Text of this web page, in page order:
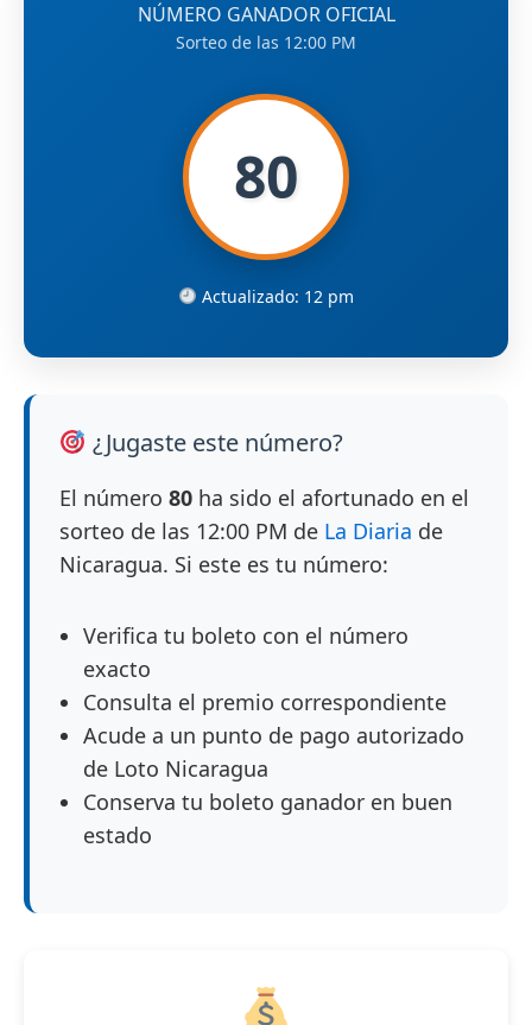
NÚMERO GANADOR OFICIAL
Sorteo de las 12:00 PM
80
Actualizado: 12 pm
¿Jugaste este número?
El número 80 ha sido el afortunado en el
sorteo de las 12:00 PM de La Diaria de
Nicaragua. Si este es tu número:
Verifica tu boleto con el número
exacto
Consulta el premio correspondiente
Acude a un punto de pago autorizado
de Loto Nicaragua
Conserva tu boleto ganador en buen
estado